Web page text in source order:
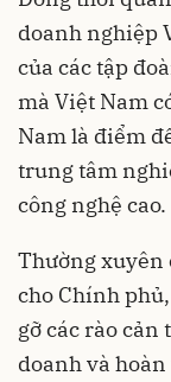
doanh nghiệp
của các tập
mà Việt Nam
Nam là điểm
trung tâm
công nghệ cao.
Thường
cho Chính
gỡ các rào
doanh và